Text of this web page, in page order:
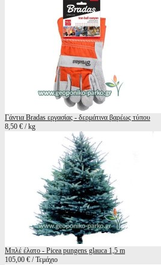
Γάντια Bradas εργασίας - δερμάτινα βαρέως τύπου
8,50 € / kg
Μπλέ έλατο - Picea pungens glauca 1,5 m
105,00 € / Τεμάχιο